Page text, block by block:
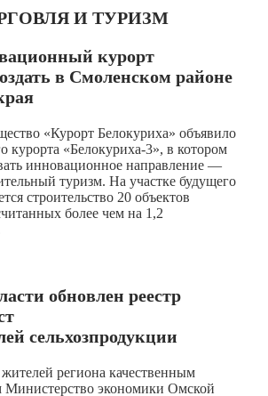
И ТУРИЗМ
курорт
в Смоленском районе
«Курорт Белокуриха» объявило
курорта «Белокуриха-3», в котором
инновационное направление —
туризм. На участке будущего
строительство 20 объектов
более чем на 1,2
обновлен реестр
сельхозпродукции
региона качественным
Министерство экономики Омской